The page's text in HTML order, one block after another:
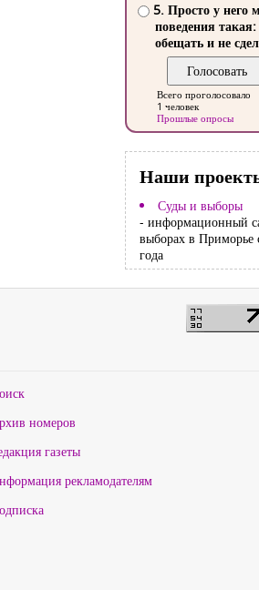
5. Просто у него
поведения такая:
обещать и не
Всего проголосовало
1 человек
Прошлые опросы
Наши
Суды и выборы
- информационный
выборах в Приморье
года
номеров
газеты
рекламодателям